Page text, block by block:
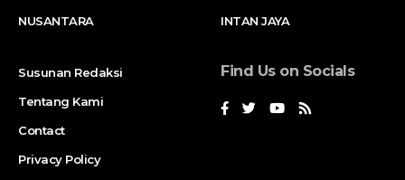
NUSANTARA
INTAN JAYA
Susunan Redaksi
Tentang Kami
Contact
Privacy Policy
Find Us on Socials